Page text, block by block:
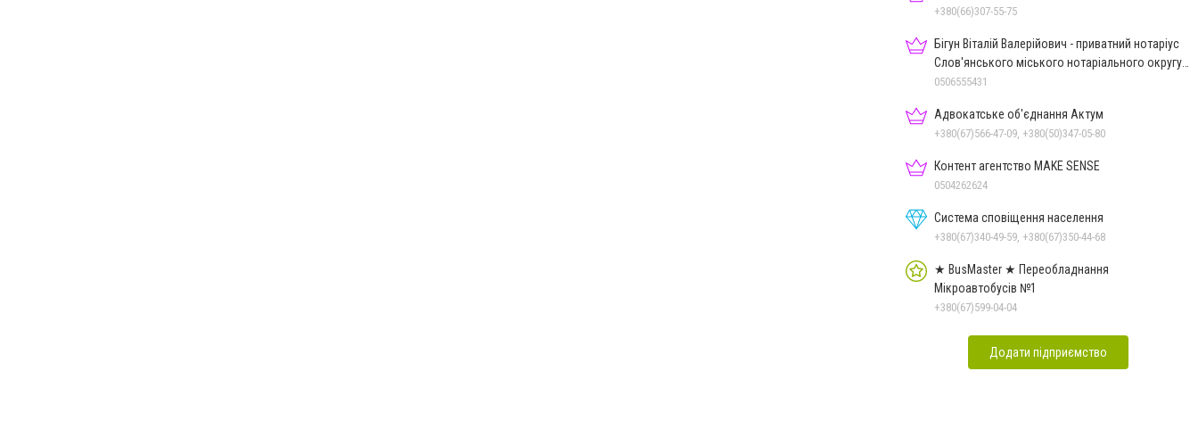
+380(66)307-55-75
Бігун Віталій Валерійович - приватний нотаріус
Слов'янського міського нотаріального округу
Дон.обл.
0506555431
Адвокатське об'єднання Актум
+380(67)566-47-09, +380(50)347-05-80
Контент агентство MAKE SENSE
0504262624
Система сповіщення населення
+380(67)340-49-59, +380(67)350-44-68
★ BusMaster ★ Переобладнання
Мікроавтобусів №1
+380(67)599-04-04
Додати підприємство